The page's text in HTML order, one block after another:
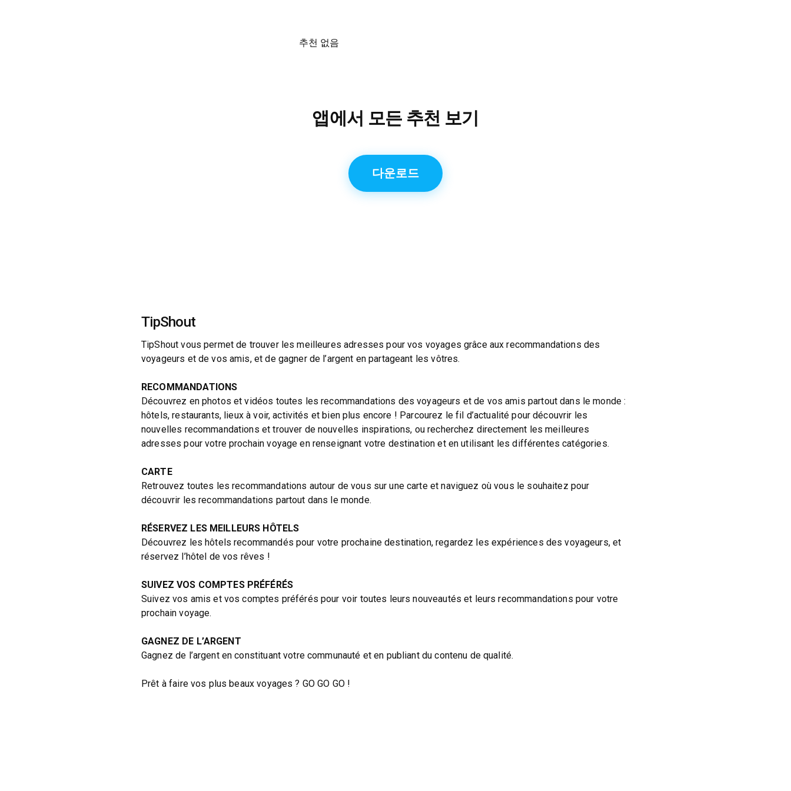
추천 없음
앱에서 모든 추천 보기
다운로드
TipShout
TipShout vous permet de trouver les meilleures adresses pour vos voyages grâce aux recommandations des
voyageurs et de vos amis, et de gagner de l’argent en partageant les vôtres.
RECOMMANDATIONS
Découvrez en photos et vidéos toutes les recommandations des voyageurs et de vos amis partout dans le monde :
hôtels, restaurants, lieux à voir, activités et bien plus encore ! Parcourez le fil d’actualité pour découvrir les
nouvelles recommandations et trouver de nouvelles inspirations, ou recherchez directement les meilleures
adresses pour votre prochain voyage en renseignant votre destination et en utilisant les différentes catégories.
CARTE
Retrouvez toutes les recommandations autour de vous sur une carte et naviguez où vous le souhaitez pour
découvrir les recommandations partout dans le monde.
RÉSERVEZ LES MEILLEURS HÔTELS
Découvrez les hôtels recommandés pour votre prochaine destination, regardez les expériences des voyageurs, et
réservez l’hôtel de vos rêves !
SUIVEZ VOS COMPTES PRÉFÉRÉS
Suivez vos amis et vos comptes préférés pour voir toutes leurs nouveautés et leurs recommandations pour votre
prochain voyage.
GAGNEZ DE L’ARGENT
Gagnez de l’argent en constituant votre communauté et en publiant du contenu de qualité.
Prêt à faire vos plus beaux voyages ? GO GO GO !